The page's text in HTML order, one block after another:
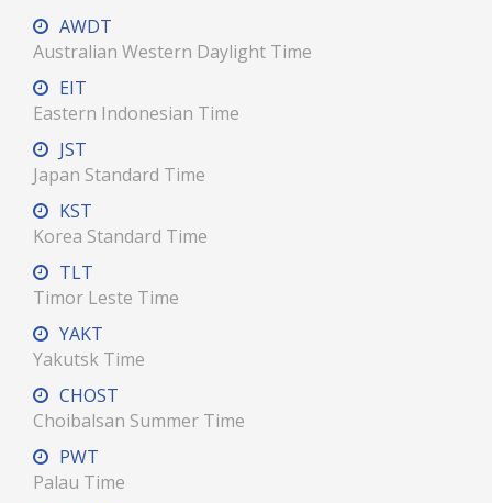
AWDT
Australian Western Daylight Time
EIT
Eastern Indonesian Time
JST
Japan Standard Time
KST
Korea Standard Time
TLT
Timor Leste Time
YAKT
Yakutsk Time
CHOST
Choibalsan Summer Time
PWT
Palau Time